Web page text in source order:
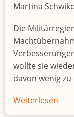
Martina
Die
wollte sie
davon wenig
Weiterlesen
Drei